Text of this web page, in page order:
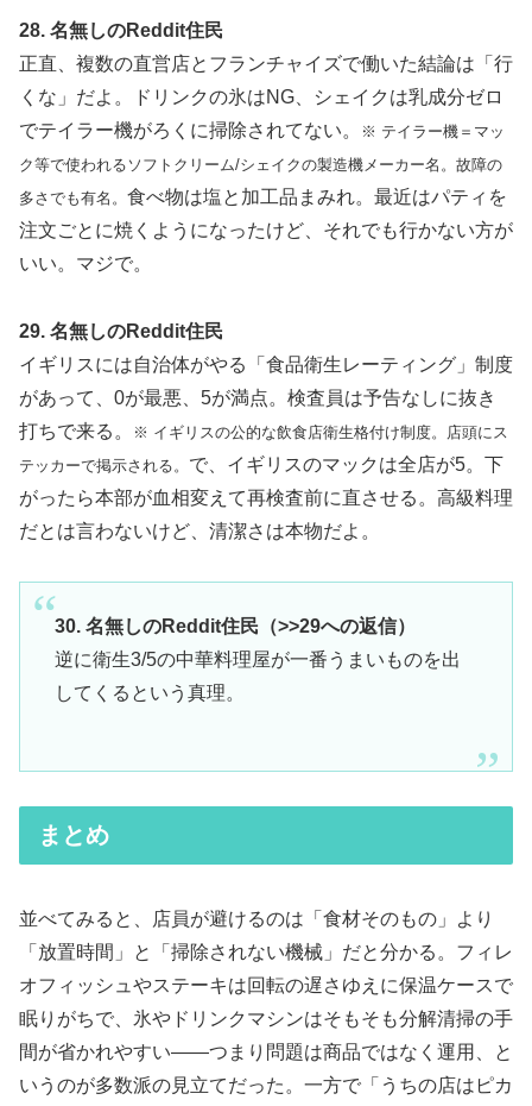
28. 名無しのReddit住民
正直、複数の直営店とフランチャイズで働いた結論は「行
くな」だよ。ドリンクの氷はNG、シェイクは乳成分ゼロ
でテイラー機がろくに掃除されてない。
※ テイラー機＝マッ
ク等で使われるソフトクリーム/シェイクの製造機メーカー名。故障の
多さでも有名。 食べ物は塩と加工品まみれ。最近はパティを
注文ごとに焼くようになったけど、それでも行かない方が
いい。マジで。
29. 名無しのReddit住民
イギリスには自治体がやる「食品衛生レーティング」制度
があって、0が最悪、5が満点。検査員は予告なしに抜き
打ちで来る。
※ イギリスの公的な飲食店衛生格付け制度。店頭にス
テッカーで掲示される。 で、イギリスのマックは全店が5。下
がったら本部が血相変えて再検査前に直させる。高級料理
だとは言わないけど、清潔さは本物だよ。
30. 名無しのReddit住民（>>29への返信）
逆に衛生3/5の中華料理屋が一番うまいものを出
してくるという真理。
まとめ
並べてみると、店員が避けるのは「食材そのもの」より
「放置時間」と「掃除されない機械」だと分かる。フィレ
オフィッシュやステーキは回転の遅さゆえに保温ケースで
眠りがちで、氷やドリンクマシンはそもそも分解清掃の手
間が省かれやすい——つまり問題は商品ではなく運用、と
いうのが多数派の見立てだった。一方で「うちの店はピカ